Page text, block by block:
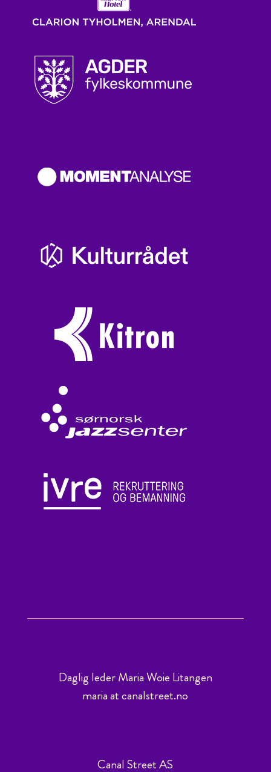
Daglig leder Maria Woie Litangen
maria at canalstreet.no
Canal Street AS